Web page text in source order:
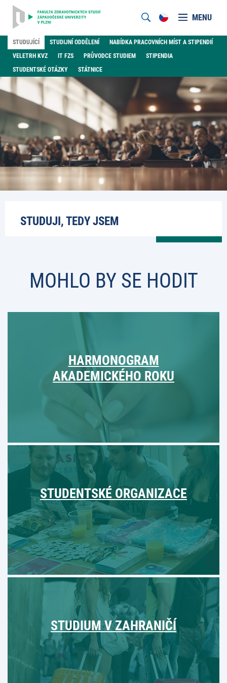
MENU
STUDUJÍCÍ STUDIJNÍ ODDĚLENÍ
NABÍDKA PRACOVNÍCH MÍST A STIPENDIÍ
VELETRH KVZ
IT FZS PRŮVODCE STUDIEM
STIPENDIA
STUDENTSKÉ OTÁZKY
STÁTNICE
STUDUJI, TEDY JSEM
MOHLO BY SE HODIT
HARMONOGRAM
AKADEMICKÉHO ROKU
STUDENTSKÉ ORGANIZACE
STUDIUM V ZAHRANIČÍ